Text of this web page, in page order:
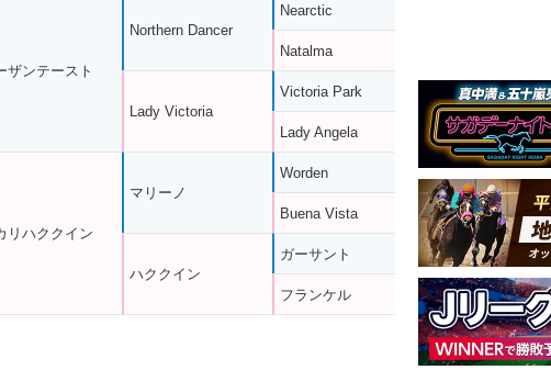
ザンテースト
リハククイン
Northern Dancer
Lady Victoria
マリーノ
ハククイン
Nearctic
Natalma
Victoria Park
Lady Angela
Worden
Buena Vista
ガーサント
フランケル